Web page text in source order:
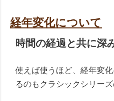
経年変化について
時間の経過と共に深
使えば使うほど、経年変
るのもクラシックシリーズ